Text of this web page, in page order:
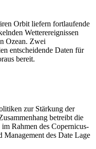
Orbit liefern fortlaufende
Wetterereignissen
Ozean. Zwei
entscheidende Daten für
bereit.
zur Stärkung der
betreibt die
Rahmen des Copernicus-
des Date Lage